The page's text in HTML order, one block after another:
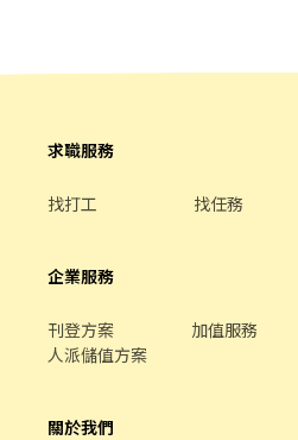
求職服務
找打工 找任務
企業服務
刊登方案 加值服務
人派儲值方案
關於我們